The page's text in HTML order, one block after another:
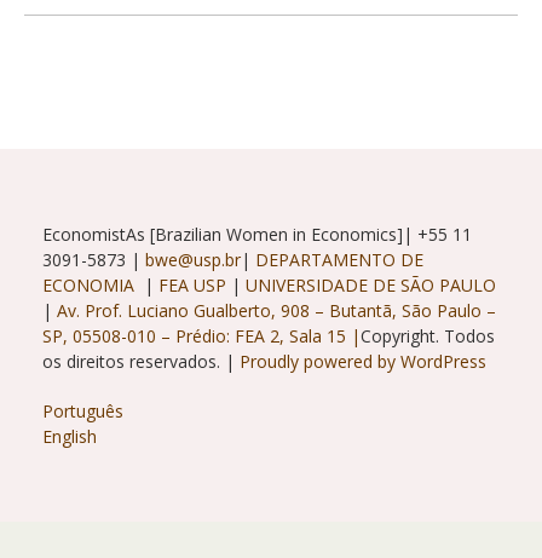
EconomistAs [Brazilian Women in Economics]| +55 11
3091-5873 | bwe@usp.br| DEPARTAMENTO DE
ECONOMIA | FEA USP | UNIVERSIDADE DE SÃO PAULO
| Av. Prof. Luciano Gualberto, 908 – Butantã, São Paulo –
SP, 05508-010 – Prédio: FEA 2, Sala 15 |Copyright. Todos
os direitos reservados. | Proudly powered by WordPress
Português
English